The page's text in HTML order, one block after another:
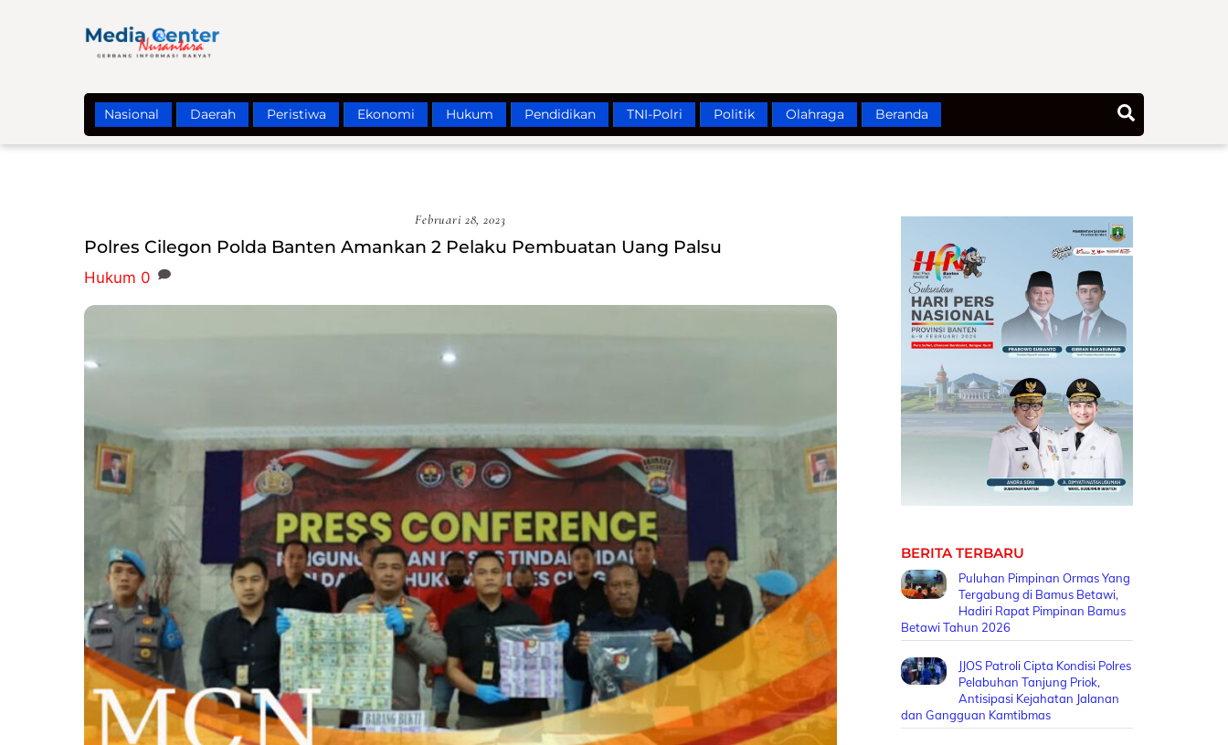
Nasional Daerah Peristiwa Ekonomi Hukum Pendidikan TNI-Polri Politik Olahraga Beranda
Februari 28, 2023
Polres Cilegon Polda Banten Amankan 2 Pelaku Pembuatan Uang Palsu
Hukum 0
BERITA TERBARU
Puluhan Pimpinan Ormas Yang
Tergabung di Bamus Betawi,
Hadiri Rapat Pimpinan Bamus
Betawi Tahun 2026
JJOS Patroli Cipta Kondisi Polres
Pelabuhan Tanjung Priok,
Antisipasi Kejahatan Jalanan
dan Gangguan Kamtibmas